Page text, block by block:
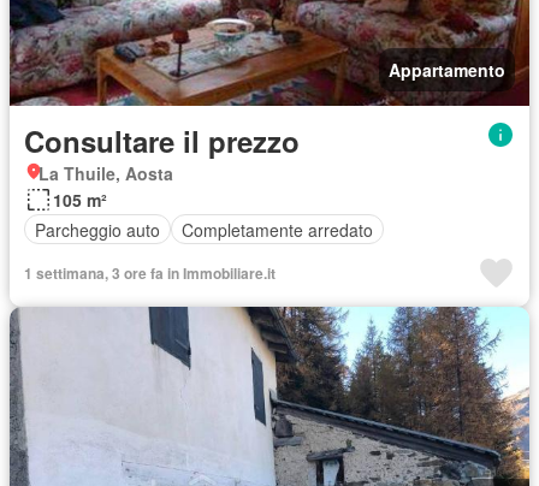
Appartamento
Consultare il prezzo
La Thuile, Aosta
105 m²
Parcheggio auto
Completamente arredato
1 settimana, 3 ore fa in Immobiliare.it